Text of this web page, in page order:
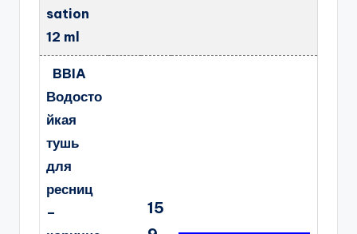
sation
12 ml
BBIA
Водосто
йкая
тушь
для
ресниц
–
15